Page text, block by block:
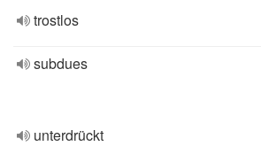
trostlos
subdues
unterdrückt